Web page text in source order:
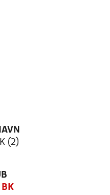
(2)
BK